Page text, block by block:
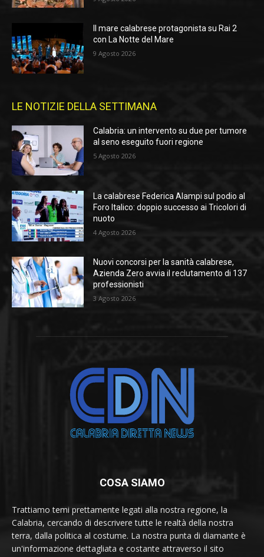
Il mare calabrese protagonista su Rai 2
con La Notte del Mare
9 Agosto 2026
LE NOTIZIE DELLA SETTIMANA
Calabria: un intervento su due per tumore
al seno eseguito fuori regione
5 Agosto 2026
La calabrese Federica Alampi sul podio al
Foro Italico: doppio successo ai Tricolori di
nuoto
4 Agosto 2026
Nuovi concorsi per la sanità calabrese,
Azienda Zero avvia il reclutamento di 137
professionisti
3 Agosto 2026
COSA SIAMO
Trattiamo temi prettamente legati alla nostra regione, la
Calabria, cercando di descrivere tutte le realtà della nostra
terra, dalla politica al costume. La nostra punta di diamante è
un'informazione dettagliata e costante attraverso il sito